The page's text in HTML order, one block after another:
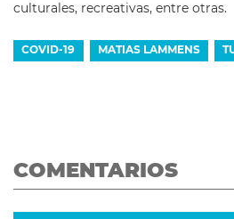
culturales, recreativas, entre otras.
COVID-19 MATIAS LAMMENS
COMENTARIOS